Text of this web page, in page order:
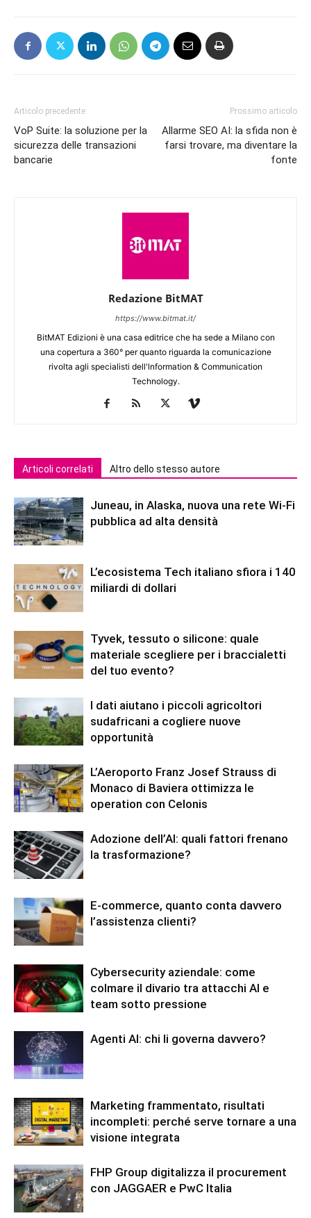
Articolo precedente
VoP Suite: la soluzione per la
sicurezza delle transazioni
bancarie
Prossimo articolo
Allarme SEO AI: la sfida non è
farsi trovare, ma diventare la
fonte
Redazione BitMAT
https://www.bitmat.it/
BitMAT Edizioni è una casa editrice che ha sede a Milano con
una copertura a 360° per quanto riguarda la comunicazione
rivolta agli specialisti dell'lnformation & Communication
Technology.
Articoli correlati Altro dello stesso autore
Juneau, in Alaska, nuova una rete Wi-Fi
pubblica ad alta densità
L’ecosistema Tech italiano sfiora i 140
miliardi di dollari
Tyvek, tessuto o silicone: quale
materiale scegliere per i braccialetti
del tuo evento?
I dati aiutano i piccoli agricoltori
sudafricani a cogliere nuove
opportunità
L’Aeroporto Franz Josef Strauss di
Monaco di Baviera ottimizza le
operation con Celonis
Adozione dell’AI: quali fattori frenano
la trasformazione?
E-commerce, quanto conta davvero
l’assistenza clienti?
Cybersecurity aziendale: come
colmare il divario tra attacchi AI e
team sotto pressione
Agenti AI: chi li governa davvero?
Marketing frammentato, risultati
incompleti: perché serve tornare a una
visione integrata
FHP Group digitalizza il procurement
con JAGGAER e PwC Italia